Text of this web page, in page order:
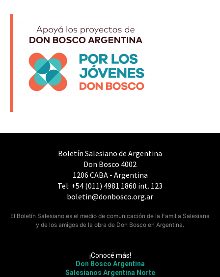
Boletín Salesiano de Argentina
Don Bosco 4002
1206 CABA - Argentina
Tel: +54 (011) 4981 1860 int. 123
boletin@donbosco.org.ar
El Boletín Salesiano es el medio de comunicación de la Familia Salesiana
y de los amigos de la obra de Don Bosco en Argentina.
¡Conocé más!
Don Bosco Argentina
Salesianos Argentina Norte